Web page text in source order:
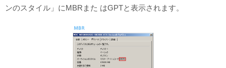
ンのスタイル」にMBRまた はGPTと表示されます。